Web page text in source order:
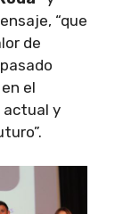
“que
de
el
y